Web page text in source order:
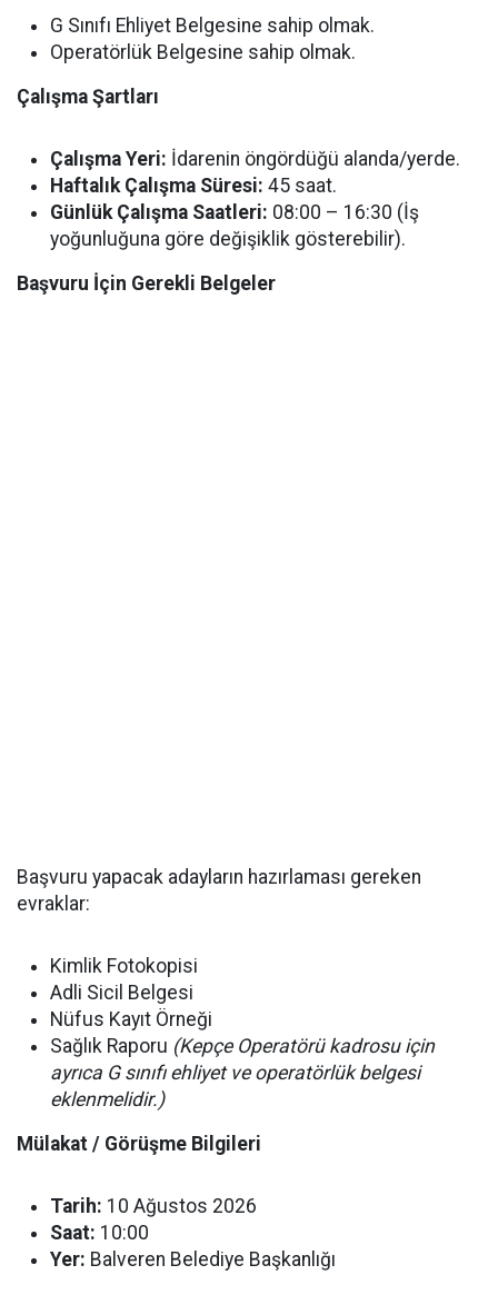
G Sınıfı Ehliyet Belgesine sahip olmak.
Operatörlük Belgesine sahip olmak.
Çalışma Şartları
Çalışma Yeri: İdarenin öngördüğü alanda/yerde.
Haftalık Çalışma Süresi: 45 saat.
Günlük Çalışma Saatleri: 08:00 – 16:30 (İş
yoğunluğuna göre değişiklik gösterebilir).
Başvuru İçin Gerekli Belgeler
Başvuru yapacak adayların hazırlaması gereken
evraklar:
Kimlik Fotokopisi
Adli Sicil Belgesi
Nüfus Kayıt Örneği
Sağlık Raporu (Kepçe Operatörü kadrosu için
ayrıca G sınıfı ehliyet ve operatörlük belgesi
eklenmelidir.)
Mülakat / Görüşme Bilgileri
Tarih: 10 Ağustos 2026
Saat: 10:00
Yer: Balveren Belediye Başkanlığı